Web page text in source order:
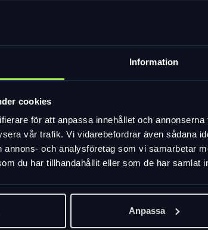
Information
cookies
för att anpassa innehållet och
vår trafik. Vi vidarebefordrar även sådana
annons- och analysföretag som vi samarbetar
du har tillhandahållit eller som de har samlat
Anpassa